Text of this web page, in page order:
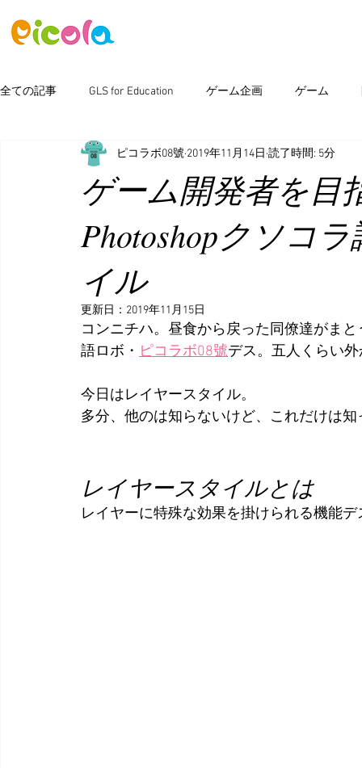
全ての記事 GLS for Education ゲーム企画 ゲーム
ピコラボ08號講座 Photoshop 新製品情報 イベ
ゲーム開発者を目
Photoshopクソコ
イル
ピコラボ08號 2019年11月14日 読了時間: 5分
更新日： 2019年11月15日
コンニチハ。昼食から戻った同僚達がま
語ロボ・ ピコラボ08號デス。五人くらい
今日はレイヤースタイル。
多分、他のは知らないけど、これだけは
レイヤースタイルとは
レイヤーに特殊な効果を掛けられる機能デ